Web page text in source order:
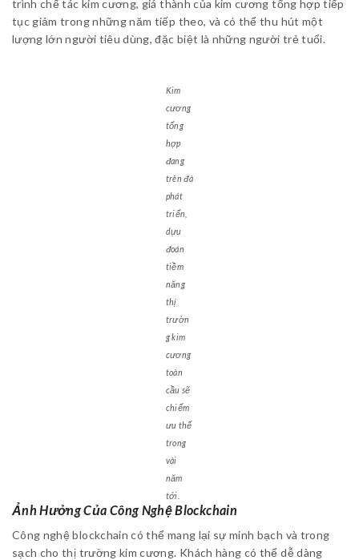
trình chế tác kim cương, giá thành của kim cương tổng hợp tiếp
tục giảm trong những năm tiếp theo, và có thể thu hút một
lượng lớn người tiêu dùng, đặc biệt là những người trẻ tuổi.
Kim
cương
tổng
hợp
đang
trên đà
phát
triển,
dựu
đoán
tiềm
năng
thị
trườn
g kim
cương
toàn
cầu sẽ
chiếm
ưu thế
trong
vài
năm
tới.
Ảnh Hưởng Của Công Nghệ Blockchain
Công nghệ blockchain có thể mang lại sự minh bạch và trong
sạch cho thị trường kim cương. Khách hàng có thể dễ dàng